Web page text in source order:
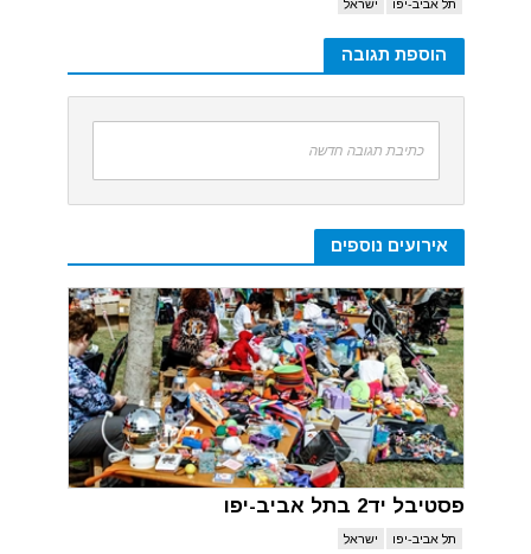
תל אביב-יפו ישראל
הוספת תגובה
כתיבת תגובה חדשה
אירועים נוספים
פסטיבל יד2 בתל אביב-יפו
תל אביב-יפו ישראל